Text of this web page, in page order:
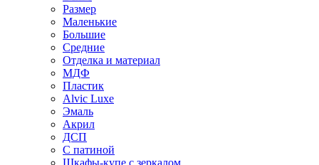
Размер
Маленькие
Большие
Средние
Отделка и материал
МДФ
Пластик
Alvic Luxe
Эмаль
Акрил
ДСП
С патиной
Шкафы-купе с зеркалом